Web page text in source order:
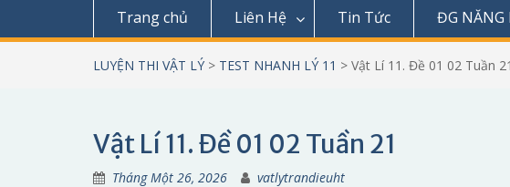
Trang chủ Liên Hệ Tin Tức ĐG NĂNG
LUYỆN THI VẬT LÝ > TEST NHANH LÝ 11 > Vật Lí 11. Đề 01 02 Tuần 21
Vật Lí 11. Đề 01 02 Tuần 21
Tháng Một 26, 2026 vatlytrandieuht